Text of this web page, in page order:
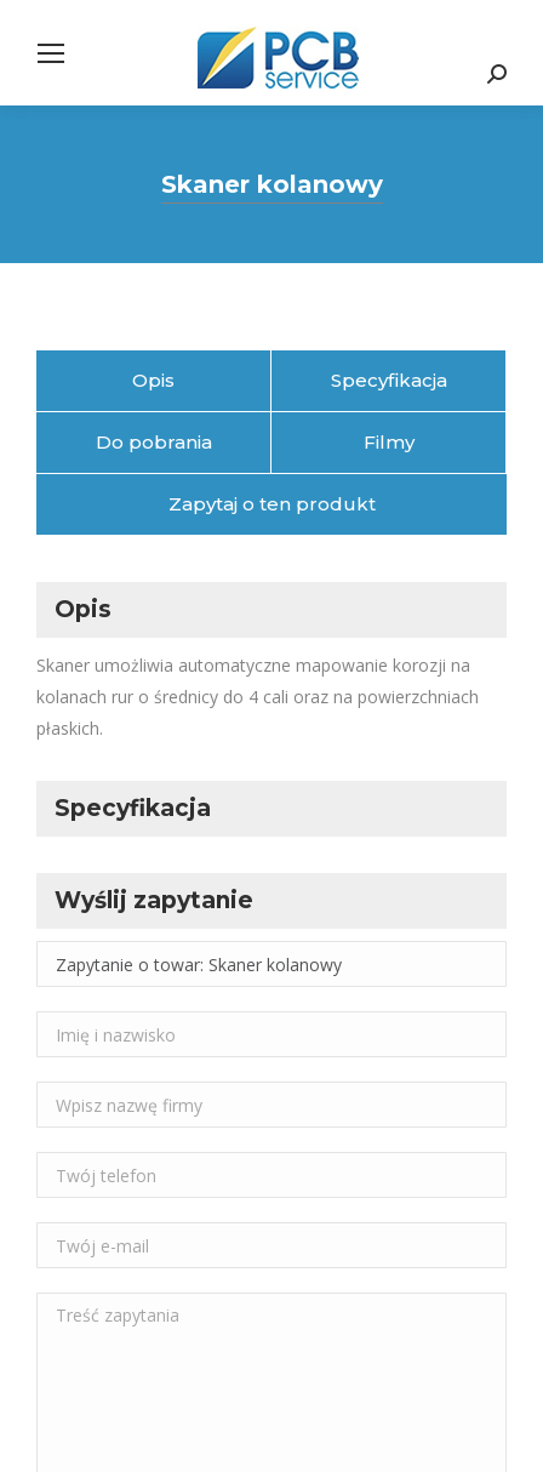
Search:
Skaner kolanowy
Opis Specyfikacja
Do pobrania Filmy
Zapytaj o ten produkt
Opis
Skaner umożliwia automatyczne mapowanie korozji na
kolanach rur o średnicy do 4 cali oraz na powierzchniach
płaskich.
Specyfikacja
Wyślij zapytanie